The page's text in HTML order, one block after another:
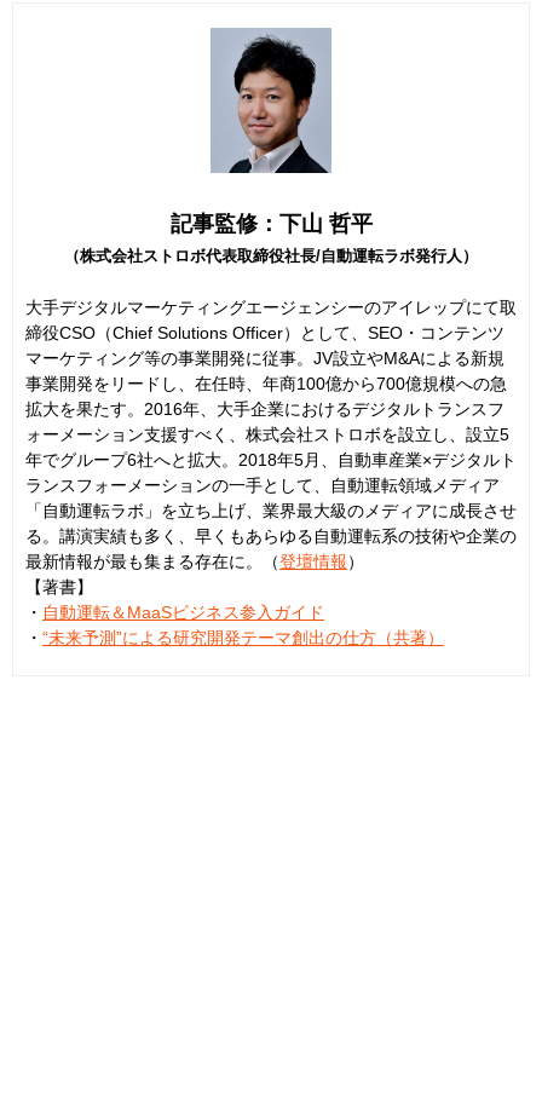
記事監修：下山 哲平
（株式会社ストロボ代表取締役社長/自動運転ラボ発行人）
大手デジタルマーケティングエージェンシーのアイレップにて取
締役CSO（Chief Solutions Officer）として、SEO・コンテンツ
マーケティング等の事業開発に従事。JV設立やM&Aによる新規
事業開発をリードし、在任時、年商100億から700億規模への急
拡大を果たす。2016年、大手企業におけるデジタルトランスフ
ォーメーション支援すべく、株式会社ストロボを設立し、設立5
年でグループ6社へと拡大。2018年5月、自動車産業×デジタルト
ランスフォーメーションの一手として、自動運転領域メディア
「自動運転ラボ」を立ち上げ、業界最大級のメディアに成長させ
る。講演実績も多く、早くもあらゆる自動運転系の技術や企業の
最新情報が最も集まる存在に。（登壇情報）
【著書】
・ 自動運転＆MaaSビジネス参入ガイド
・ “未来予測”による研究開発テーマ創出の仕方（共著）